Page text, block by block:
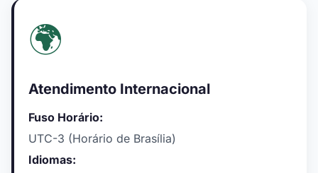
🌍
Atendimento Internacional
Fuso Horário:
UTC-3 (Horário de Brasília)
Idiomas: